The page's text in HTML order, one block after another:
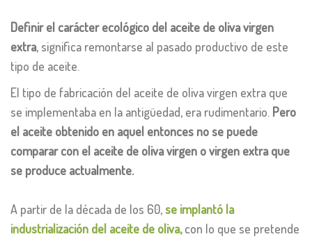
Definir el carácter ecológico del aceite de oliva virgen
extra, significa remontarse al pasado productivo de este
tipo de aceite.
El tipo de fabricación del aceite de oliva virgen extra que
se implementaba en la antigüedad, era rudimentario. Pero
el aceite obtenido en aquel entonces no se puede
comparar con el aceite de oliva virgen o virgen extra que
se produce actualmente.
A partir de la década de los 60, se implantó la
industrialización del aceite de oliva,con lo que se pretende